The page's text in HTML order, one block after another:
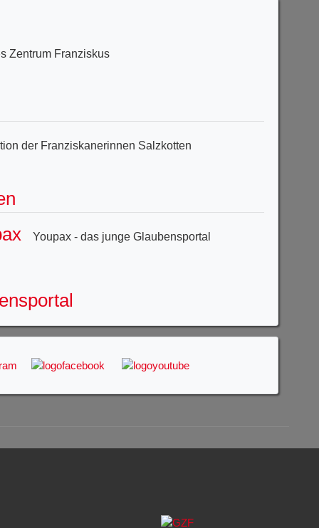
Zentrum Franziskus
der Franziskanerinnen Salzkotten
Youpax - das junge Glaubensportal